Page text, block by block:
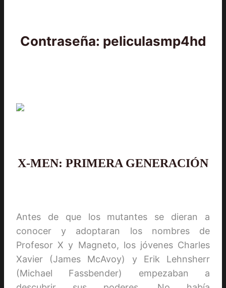
Contraseña: peliculasmp4hd
X-MEN: PRIMERA GENERACIÓN
Antes de que los mutantes se dieran a
conocer y adoptaran los nombres de
Profesor X y Magneto, los jóvenes Charles
Xavier (James McAvoy) y Erik Lehnsherr
(Michael Fassbender) empezaban a